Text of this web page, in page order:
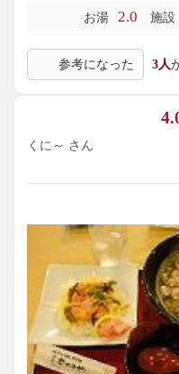
天然温泉ではありません
が、愛知県らしい白湯ス
の質もボチボチですし、
気がします。あと、この
しれませんが、露天風呂
タイプが流行ってほしい
お湯 2.0 施設
参考になった 3人
くに～ さん